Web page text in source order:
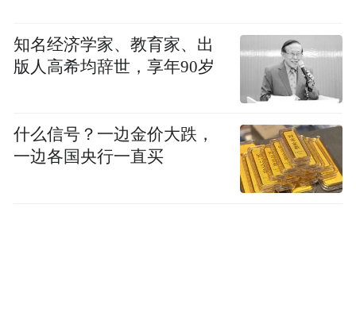
知名经济学家、教育家、出
版人高希均辞世，享年90岁
什么信号？一边金价大跌，
一边各国央行一直买